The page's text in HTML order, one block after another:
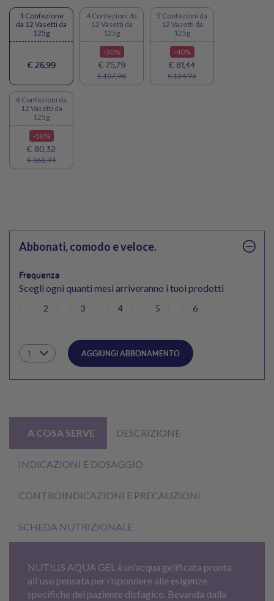
1 Confezione
da 12 Vasetti da
125g
€ 26,99
4 Confezioni da
12 Vasetti da
125g
-30%
€ 75,79
€ 107,96
5 Confezioni da
12 Vasetti da
125g
-40%
€ 81,44
€ 134,95
6 Confezioni da
12 Vasetti da
125g
-50%
€ 80,32
€ 161,94
Abbonati, comodo e veloce.
Frequenza
Scegli ogni quanti mesi arriveranno i tuoi prodotti
2 3 4 5 6
AGGIUNGI ABBONAMENTO
A COSA SERVE DESCRIZIONE
INDICAZIONI E DOSAGGIO
CONTROINDICAZIONI E PRECAUZIONI
SCHEDA NUTRIZIONALE
NUTILIS AQUA GEL è un'acqua gelificata pronta
all'uso pensata per rispondere alle esigenze
specifiche del paziente disfagico. Bevanda dalla